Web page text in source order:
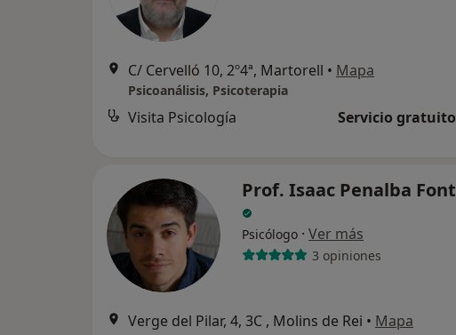
C/ Cervelló 10, 2º4ª, Martorell • Mapa
Psicoanálisis, Psicoterapia
Visita Psicología Servicio gratuito
Prof. Isaac Penalba Font
Psicólogo · Ver más
3 opiniones
Verge del Pilar, 4, 3C , Molins de Rei • Mapa